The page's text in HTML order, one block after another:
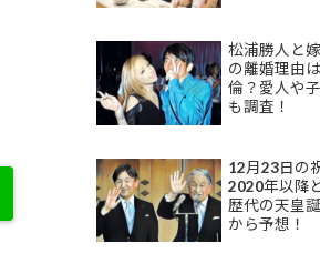
松浦勝人と
の離婚理由
倫？愛人や
も調査！
12月23日の
2020年以降
歴代の天皇
から予想！